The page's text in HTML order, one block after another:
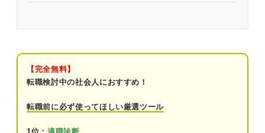
まだ検討中の人はここから！ 退職するかの相談に
おすすめな人
退職の相談におすすめな身近な人
退職の相談におすすめな外部の企業・機関
【完全無料】
転職検討中の社会人におすすめ！
転職前に必ず使ってほしい厳選ツール